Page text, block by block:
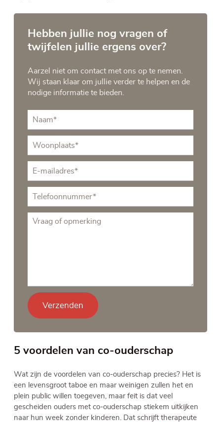
Hebben jullie nog vragen of
twijfelen jullie ergens over?
Aarzel niet om contact met ons op te nemen.
Wij staan klaar om jullie verder te helpen en de
nodige informatie te bieden.
Verzenden
5 voordelen van co-ouderschap
Wat zijn de voordelen van co-ouderschap precies? Het is
een levensgroot taboe en maar weinigen zullen het en
plein public willen toegeven, maar feit is dat veel
gescheiden ouders met co-ouderschap stiekem uitkijken
naar hun week zonder kinderen. Dat schrijft therapeute